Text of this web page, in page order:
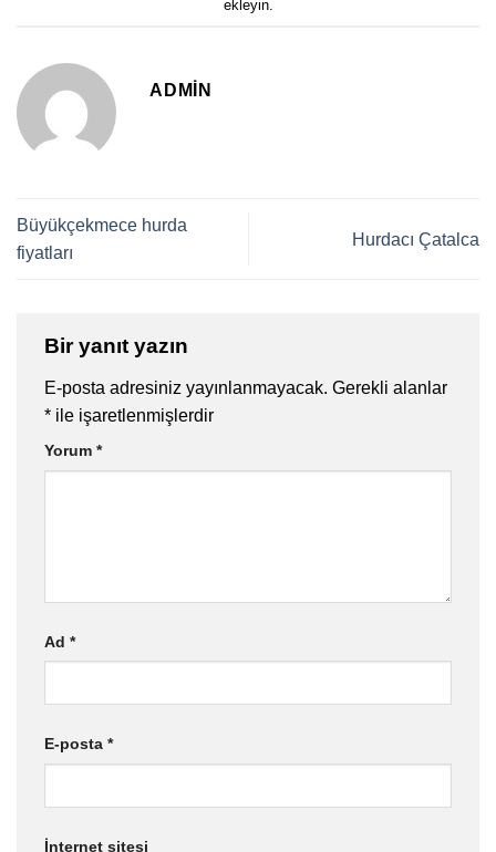
ekleyin.
ADMIN
Büyükçekmece hurda
fiyatları
Hurdacı Çatalca
Bir yanıt yazın
E-posta adresiniz yayınlanmayacak. Gerekli alanlar
* ile işaretlenmişlerdir
Yorum *
Ad *
E-posta *
İnternet sitesi